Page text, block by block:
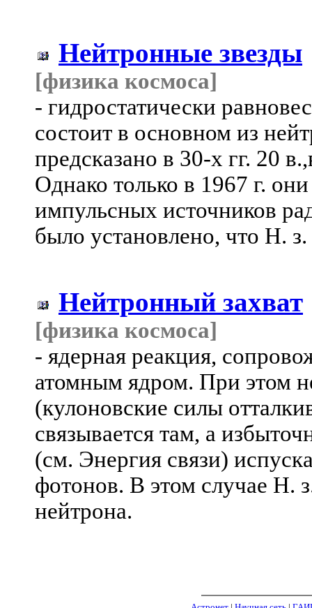
Нейтронные звезды
[физика космоса]
- гидростатически
состоит в основном из
предсказано в 30-х гг. 20
Однако только в 1967 г.
импульсных источников
было установлено, что Н. з.
Нейтронный захват
[физика космоса]
- ядерная реакция,
атомным ядром. При этом
(кулоновские силы
связывается там, а
(см. Энергия связи)
фотонов. В этом случае Н.
нейтрона.